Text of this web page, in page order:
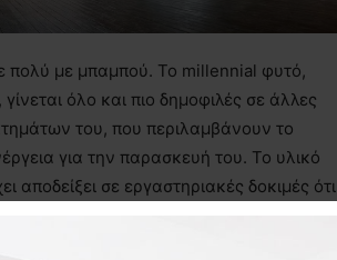
πολύ με μπαμπού. Το millennial φυτό,
όλο και πιο δημοφιλές σε άλλες
του, που περιλαμβάνουν το
για την παρασκευή του. Το υλικό
αποδείξει σε εργαστηριακές δοκιμές ότι
δύναμη είναι αντίστοιχη με αυτή
τα νούμερα του χάλυβα.